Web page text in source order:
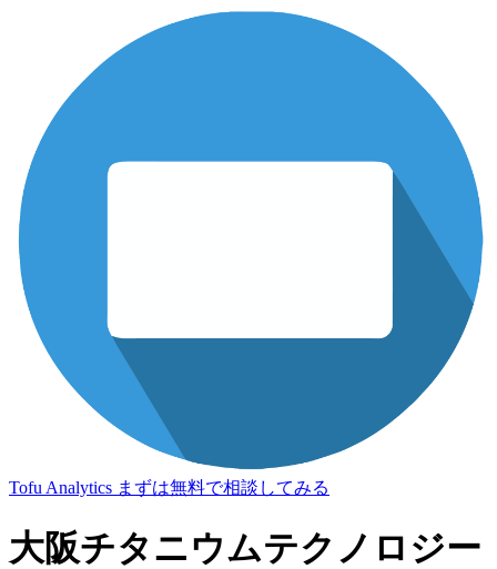
Tofu Analytics まずは無料で相談してみる
大阪チタニウムテクノロジー